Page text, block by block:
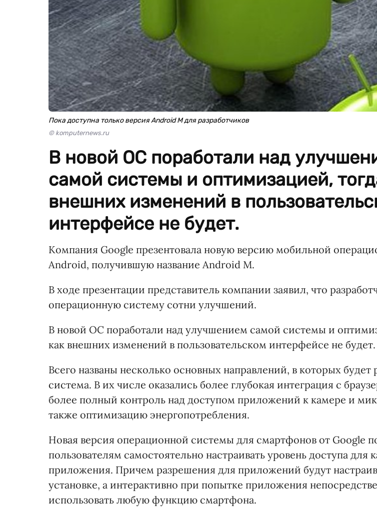
Пока доступна только версия Android M для разработчиков
© komputernews.ru
В новой ОС поработали над
самой системы и оптимизацией,
внешних изменений в
интерфейсе не будет.
Компания Google презентовала новую версию мобильной
Android, получившую название Android M.
В ходе презентации представитель компании заявил, что
операционную систему сотни улучшений.
В новой ОС поработали над улучшением самой системы и
как внешних изменений в пользовательском интерфейсе не будет.
Всего названы несколько основных направлений, в которых будет
система. В их числе оказались более глубокая интеграция с
более полный контроль над доступом приложений к камере и
также оптимизацию энергопотребления.
Новая версия операционной системы для смартфонов от Google
пользователям самостоятельно настраивать уровень доступа для
приложения. Причем разрешения для приложений будут
установке, а интерактивно при попытке приложения
использовать любую функцию смартфона.